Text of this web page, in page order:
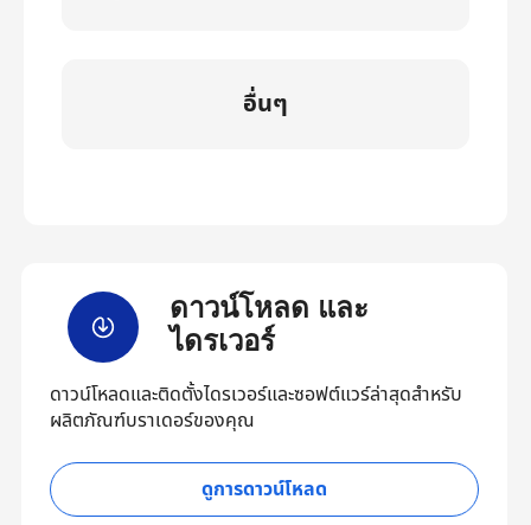
อื่นๆ
ดาวน์โหลด และ
ไดรเวอร์
ดาวน์โหลดและติดตั้งไดรเวอร์และซอฟต์แวร์ล่าสุดสำหรับ
ผลิตภัณฑ์บราเดอร์ของคุณ
ดูการดาวน์โหลด